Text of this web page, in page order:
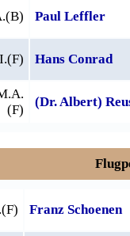
Paul Leffler
Hans Conrad
(F)
(Dr. Albert)
Franz Schoenen